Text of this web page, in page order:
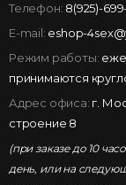
Телефон: 8(925)-
E-mail: eshop-
Режим работы:
принимаются
Адрес офиса: г.
строение 8
(при заказе до 10
день, или на